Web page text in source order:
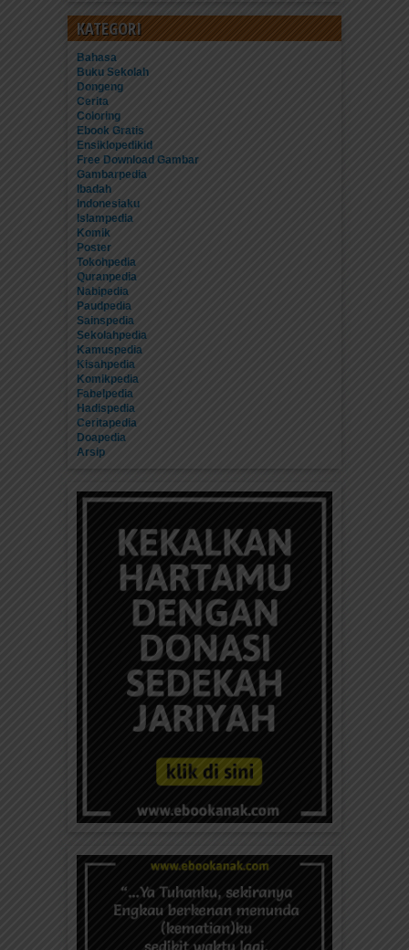
KATEGORI
Bahasa
Buku Sekolah
Dongeng
Cerita
Coloring
Ebook Gratis
Ensiklopedikid
Free Download Gambar
Gambarpedia
Ibadah
Indonesiaku
Islampedia
Komik
Poster
Tokohpedia
Quranpedia
Nabipedia
Paudpedia
Sainspedia
Sekolahpedia
Kamuspedia
Kisahpedia
Komikpedia
Fabelpedia
Hadispedia
Ceritapedia
Doapedia
Arsip